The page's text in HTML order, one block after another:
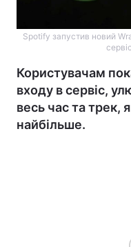
Spotify запустив новий
Користувачам
входу в сервіс,
весь час та трек,
найбільше.